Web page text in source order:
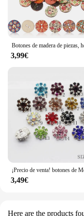
3,99€
3,49€
Here are the products